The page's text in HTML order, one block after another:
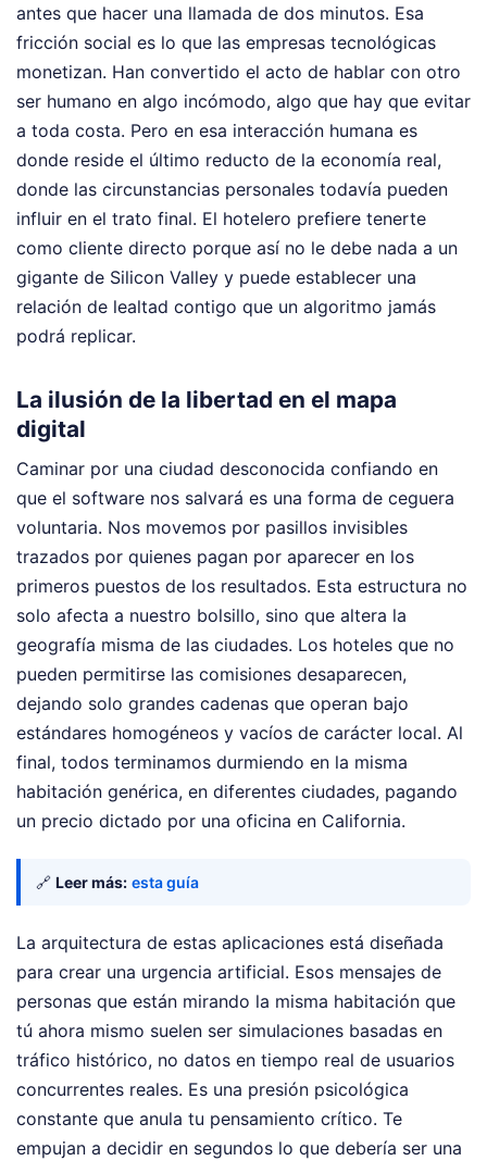
antes que hacer una llamada de dos minutos. Esa
fricción social es lo que las empresas tecnológicas
monetizan. Han convertido el acto de hablar con otro
ser humano en algo incómodo, algo que hay que evitar
a toda costa. Pero en esa interacción humana es
donde reside el último reducto de la economía real,
donde las circunstancias personales todavía pueden
influir en el trato final. El hotelero prefiere tenerte
como cliente directo porque así no le debe nada a un
gigante de Silicon Valley y puede establecer una
relación de lealtad contigo que un algoritmo jamás
podrá replicar.
La ilusión de la libertad en el mapa
digital
Caminar por una ciudad desconocida confiando en
que el software nos salvará es una forma de ceguera
voluntaria. Nos movemos por pasillos invisibles
trazados por quienes pagan por aparecer en los
primeros puestos de los resultados. Esta estructura no
solo afecta a nuestro bolsillo, sino que altera la
geografía misma de las ciudades. Los hoteles que no
pueden permitirse las comisiones desaparecen,
dejando solo grandes cadenas que operan bajo
estándares homogéneos y vacíos de carácter local. Al
final, todos terminamos durmiendo en la misma
habitación genérica, en diferentes ciudades, pagando
un precio dictado por una oficina en California.
🔗 Leer más: esta guía
La arquitectura de estas aplicaciones está diseñada
para crear una urgencia artificial. Esos mensajes de
personas que están mirando la misma habitación que
tú ahora mismo suelen ser simulaciones basadas en
tráfico histórico, no datos en tiempo real de usuarios
concurrentes reales. Es una presión psicológica
constante que anula tu pensamiento crítico. Te
empujan a decidir en segundos lo que debería ser una